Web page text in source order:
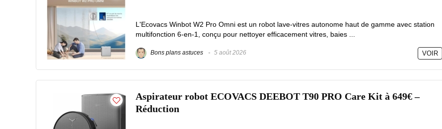
L'Ecovacs Winbot W2 Pro Omni est un robot lave-vitres autonome haut de gamme avec station
multifonction 6-en-1, conçu pour nettoyer efficacement vitres, baies ...
Bons plans astuces 5 août 2026 VOIR
Aspirateur robot ECOVACS DEEBOT T90 PRO Care Kit à 649€ –
Réduction